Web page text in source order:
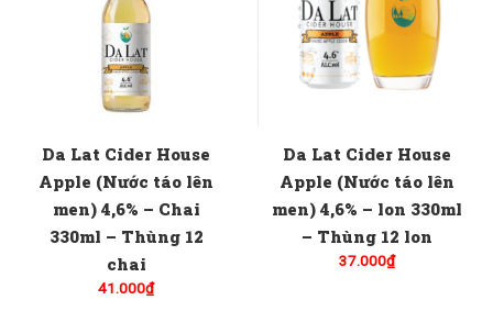
Da Lat Cider House
Apple (Nước táo lên
men) 4,6% – Chai
330ml – Thùng 12
chai
41.000₫
Da Lat Cider House
Apple (Nước táo lên
men) 4,6% – lon 330ml
– Thùng 12 lon
37.000₫